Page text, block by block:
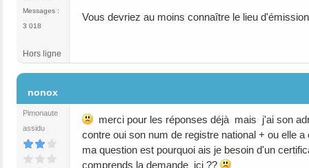
Messages :
3 018
Vous devriez au moins connaître le lieu
Hors ligne
nonox
Pimonaute
assidu
merci pour les réponses déjà mais j'ai son
contre oui son num de registre national + ou elle
ma question est pourquoi ais je besoin d'un
comprends la demande ici ??